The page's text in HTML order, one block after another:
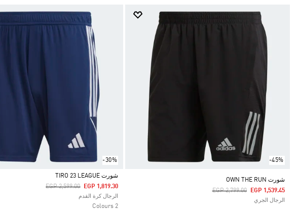
-45%
شورت OWN THE RUN
Price Reduced From
EGP 2,799.00ToEGP 1,539.45
الرجال الجري
-30%
Selected
شورت TIRO 23 LEAGUE
Price Reduced From
EGP 2,599.00ToEGP 1,819.30
الرجال كرة القدم
2 Colours